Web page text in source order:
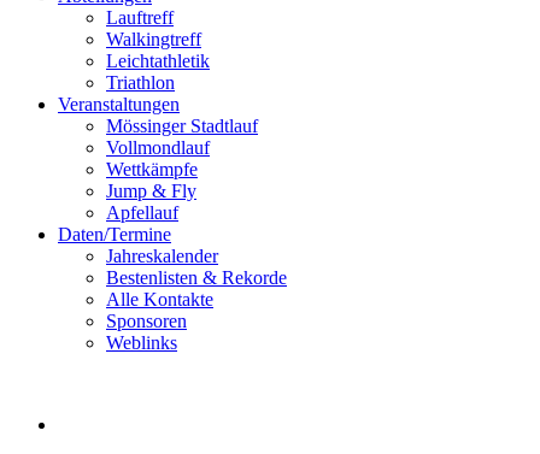
Lauftreff
Walkingtreff
Leichtathletik
Triathlon
Veranstaltungen
Mössinger Stadtlauf
Vollmondlauf
Wettkämpfe
Jump & Fly
Apfellauf
Daten/Termine
Jahreskalender
Bestenlisten & Rekorde
Alle Kontakte
Sponsoren
Weblinks